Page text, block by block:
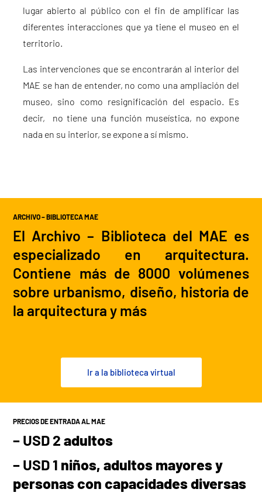
lugar abierto al público con el fin de amplificar las
diferentes interacciones que ya tiene el museo en el
territorio.
Las intervenciones que se encontrarán al interior del
MAE se han de entender, no como una ampliación del
museo, sino como resignificación del espacio. Es
decir, no tiene una función museística, no expone
nada en su interior, se expone a sí mismo.
ARCHIVO – BIBLIOTECA MAE
El Archivo – Biblioteca del MAE es
especializado en arquitectura.
Contiene más de 8000 volúmenes
sobre urbanismo, diseño, historia de
la arquitectura y más
Ir a la biblioteca virtual
PRECIOS DE ENTRADA AL MAE
– USD 2 adultos
– USD 1 niños, adultos mayores y
personas con capacidades diversas